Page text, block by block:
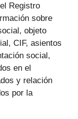
Registro
sobre
objeto
CIF, asientos
social,
en el
y relación
por la